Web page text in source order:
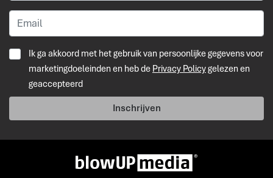
Ik ga akkoord met het gebruik van persoonlijke gegevens voor
marketingdoeleinden en heb de Privacy Policygelezen en
geaccepteerd
Inschrijven